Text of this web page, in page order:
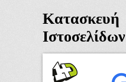
Κατασκευή
Ιστοσελίδων